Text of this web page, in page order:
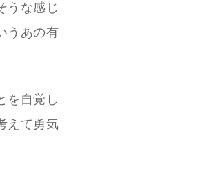
うな感じ
うあの有
を自覚し
えて勇気